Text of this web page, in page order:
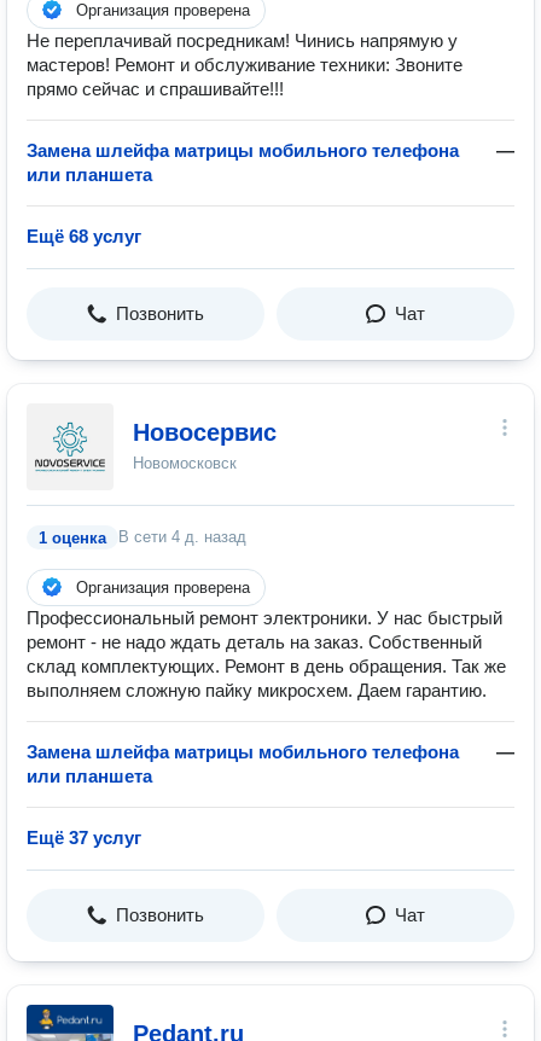
Организация проверена
Не переплачивай посредникам! Чинись напрямую у
мастеров! Ремонт и обслуживание техники: Звоните
прямо сейчас и спрашивайте!!!
Замена шлейфа матрицы мобильного телефона
или планшета
—
Ещё 68 услуг
Позвонить Чат
Новосервис
Новомосковск
1 оценка В сети 4 д. назад
Организация проверена
Профессиональный ремонт электроники. У нас быстрый
ремонт - не надо ждать деталь на заказ. Собственный
склад комплектующих. Ремонт в день обращения. Так же
выполняем сложную пайку микросхем. Даем гарантию.
Замена шлейфа матрицы мобильного телефона
или планшета
—
Ещё 37 услуг
Позвонить Чат
Pedant.ru